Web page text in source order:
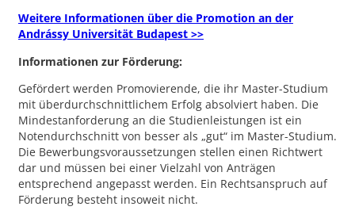
Weitere Informationen über die Promotion an der
Andrássy Universität Budapest >>
Informationen zur Förderung:
Gefördert werden Promovierende, die ihr Master-Studium
mit überdurchschnittlichem Erfolg absolviert haben. Die
Mindestanforderung an die Studienleistungen ist ein
Notendurchschnitt von besser als „gut“ im Master-Studium.
Die Bewerbungsvoraussetzungen stellen einen Richtwert
dar und müssen bei einer Vielzahl von Anträgen
entsprechend angepasst werden. Ein Rechtsanspruch auf
Förderung besteht insoweit nicht.